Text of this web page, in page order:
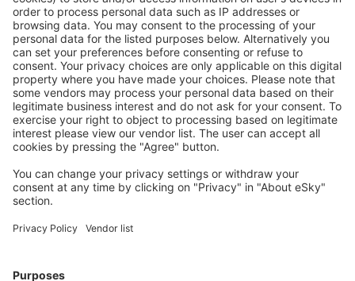
Atraktivní ceny a speciální nabídky pro přihlášené
uživatele.
Ubytování dle vašeho gusta
Vyberte si z více než 1.3 milionu zařízení: hotelů,
apartmánů, chat a dalších.
Ubytování v Německu - Oblíbená města